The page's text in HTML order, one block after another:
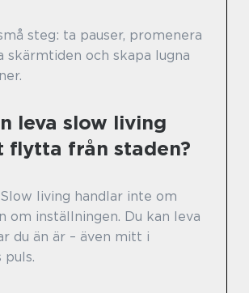
steg: ta pauser, promenera
skärmtiden och skapa lugna
leva slow living
flytta från staden?
living handlar inte om
om inställningen. Du kan leva
du än är – även mitt i
puls.